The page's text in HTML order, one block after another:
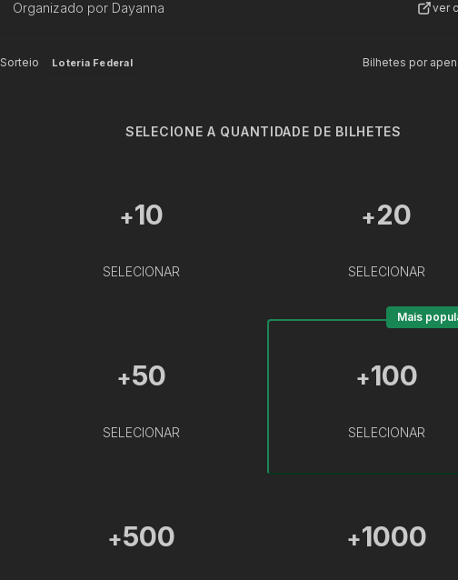
Organizado por Dayanna ver
Sorteio Loteria Federal Bilhetes por
SELECIONE A QUANTIDADE DE BILHETES
+10
SELECIONAR
+20
SELECIONAR
+50
SELECIONAR
+100
SELECIONAR
Mais
+500 +1000